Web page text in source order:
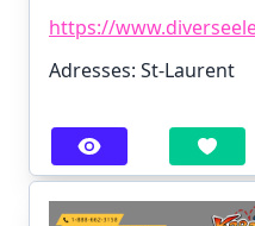
https://
Adresses: St-Laurent